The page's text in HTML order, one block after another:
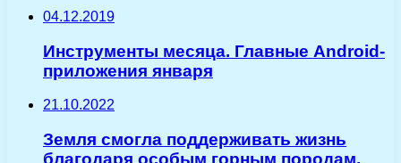
04.12.2019
Инструменты месяца. Главные Android-
приложения января
21.10.2022
Земля смогла поддерживать жизнь
благодаря особым горным породам,